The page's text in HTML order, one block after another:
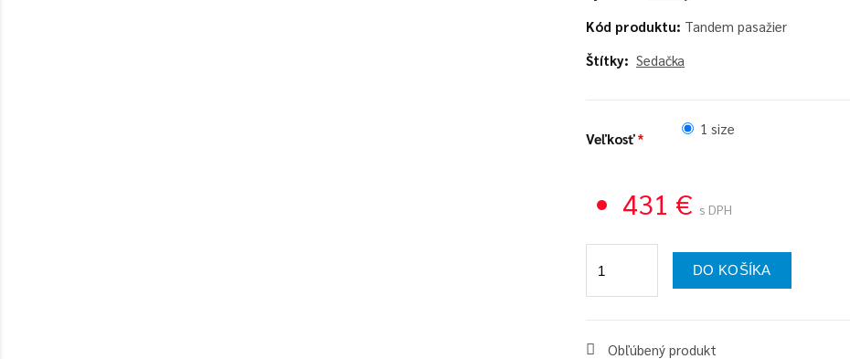
Kód produktu: Tandem pasažier
Štítky: Sedačka
Veľkosť
1 size
431 € s DPH
DO KOŠÍKA
Obľúbený produkt